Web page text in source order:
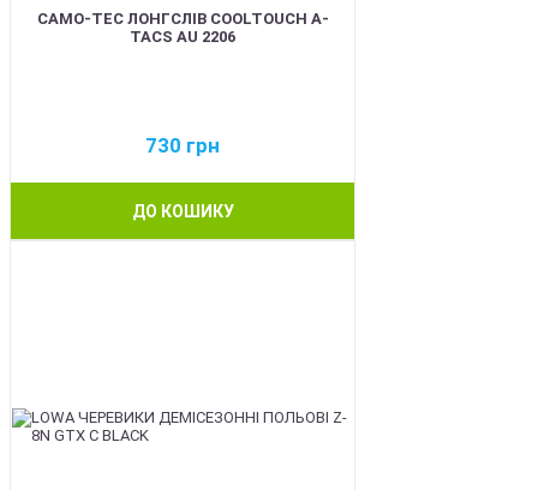
CAMO-TEC ЛОНГСЛІВ COOLTOUCH A-
TACS AU 2206
730 грн
ДО КОШИКУ